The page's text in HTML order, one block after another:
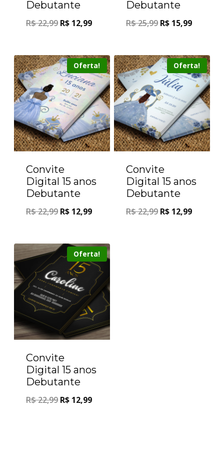
Debutante
R$22,99 R$ 12,99
Debutante
R$25,99 R$ 15,99
Oferta!
Convite
Digital 15 anos
Debutante
R$22,99 R$ 12,99
Oferta!
Convite
Digital 15 anos
Debutante
R$22,99 R$ 12,99
Oferta!
Convite
Digital 15 anos
Debutante
R$22,99 R$ 12,99